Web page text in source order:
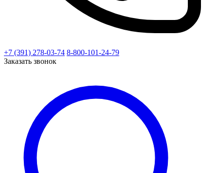
+7 (391) 278-03-74 8-800-101-24-79
Заказать звонок